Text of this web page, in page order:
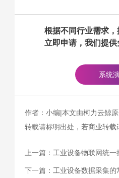
根据不同行业需求
立即申请，我们提供
系统
作者：小编|本文由柯力云鲸
转载请标明出处，若商业转载
上一篇： 工业设备物联网统
下一篇： 工业设备数据采集的